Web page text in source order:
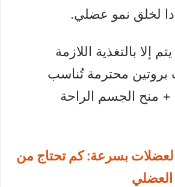
لخلق نمو عضلي.
إلا بالتغذية اللازمة
بروتين محترمة تُناسب
+ منح الجسم الراحة
العضلات بسرعة: كم تحتاج من
العضلي